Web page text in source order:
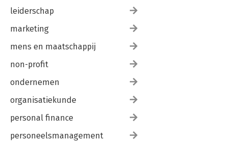
leiderschap
marketing
mens en maatschappij
non-profit
ondernemen
organisatiekunde
personal finance
personeelsmanagement